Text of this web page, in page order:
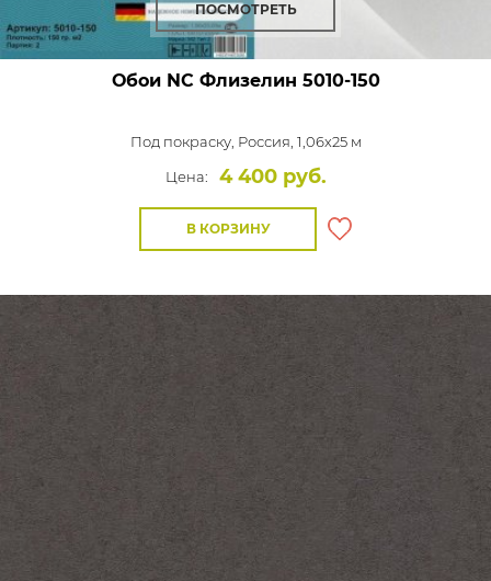
ПОСМОТРЕТЬ
Обои NC Флизелин 5010-150
Под покраску, Россия, 1,06x25 м
Цена:
4 400 руб.
В КОРЗИНУ